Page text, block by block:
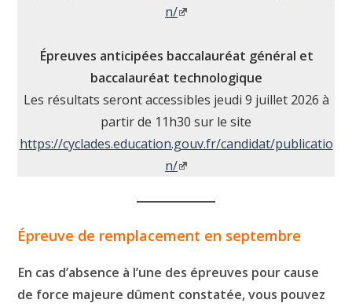
n/
Épreuves anticipées baccalauréat général et
baccalauréat technologique
Les résultats seront accessibles jeudi 9 juillet 2026 à
partir de 11h30 sur le site
https://cyclades.education.gouv.fr/candidat/publicatio
n/
Épreuve de remplacement en septembre
En cas d’absence à l’une des épreuves pour cause
de force majeure dûment constatée, vous pouvez